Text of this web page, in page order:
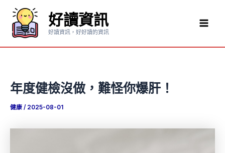
要
好讀資訊
好讀資訊，好好讀的資訊
年度健檢沒做，難怪你爆肝！
健康 / 2025-08-01